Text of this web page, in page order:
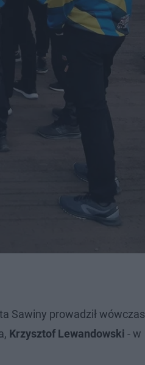
Sawiny prowadził wówczas
Krzysztof Lewandowski - w